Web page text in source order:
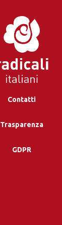
Contatti
Trasparenza
GDPR